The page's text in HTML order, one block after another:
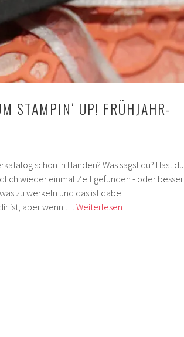
STAMPIN‘ UP! FRÜHJAHR-
schon in Händen? Was sagst du? Hast du
wieder einmal Zeit gefunden - oder besser
zu werkeln und das ist dabei
ist, aber wenn … Weiterlesen